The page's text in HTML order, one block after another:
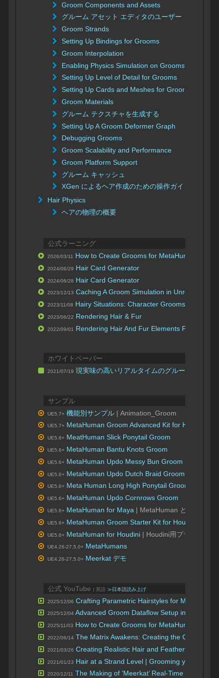
Groom Components and Assets
グルーム アセット エディタのユーザー ガイド
Groom Strands
Setting Up Bindings for Grooms
Groom Interpolation
Enabling Physics Simulation on Grooms
Setting Up Level of Detail for Grooms
Setting Up Cards and Meshes for Grooms
Groom Materials
グルーム テクスチャを生成する
Setting Up A Groom Deformer Graph
Debugging Grooms
Groom Scalability and Performance
Groom Platform Support
グルーム キャッシュ
XGen によるヘア作成のための操作ガイド
Hair Physics
ヘアの物理の概要
公式ラーニング
2026/03/11 How to Create Grooms for MetaHumans
2024/06/29 Hair Card Generator
2024/06/28 Hair Card Generator
2023/12/13 Caching A Groom Simulation in Unreal Engine
2023/11/08 Hairy Situations: Character Grooms in UE5
2023/06/22 Rendering Hair & Fur
2022/09/01 Rendering Hair And Fur Elements For DCC
ホワイトペーパー
2021/07/19 現実味の高いリアルタイムのグルーム：
サンプル
UE5.7+ 機能別サンプル | Animation_Groom
UE5.7+ MetaHuman Groom Advanced Kit for Houdini
UE5.6+ MeatHuman Slick Ponytail Groom
UE5.6+ MetaHuman Bantu Knots Groom
UE5.6+ MetaHuman Updo Messy Bun Groom
UE5.6+ MetaHuman Updo Dutch Braid Groom
UE5.6+ Meta Human Long High Ponytail Groom
UE5.6+ MetaHuman Updo Cornrows Groom
UE5.6+ MetaHuman for Maya | MetaHuman と XGen
UE5.6+ MetaHuman Groom Starter Kit for Houdini
UE5.6+ MetaHuman for Houdini | Houdini用プラグイン
UE4.26-27,5.0+ MetaHumans
UE4.26-27,5.0+ Meerkat デモ
公式 YouTube | 英語 ≫日本語読み上げ
2025/12/06 Crafting Parametric Hairstyles for
2025/12/04 Advanced Groom Dataflow Setup in UE 5.7
2025/11/03 How to Create Grooms for MetaHumans
2022/06/14 The Matrix Awakens: Creating the Characters
2021/03/26 Creating Realistic Hair and Feathers in
2021/01/23 Hair at a Strand Level | Grooming your
2020/12/11 The Making of ‘Meerkat’ Real-Time Hair &